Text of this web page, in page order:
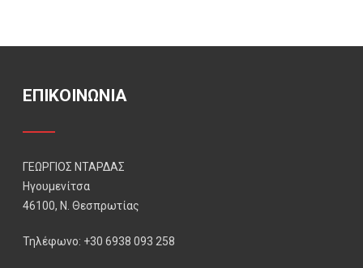
ΕΠΙΚΟΙΝΩΝΙΑ
ΓΕΩΡΓΙΟΣ ΝΤΑΡΔΑΣ
Ηγουμενίτσα
46100, Ν. Θεσπρωτίας
Τηλέφωνο: +30 6938 093 258